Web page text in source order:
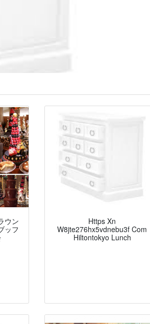
ウン
ッフ
Https Xn
W8jte276hx5vdnebu3f Com
Hiltontokyo Lunch